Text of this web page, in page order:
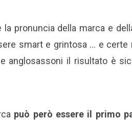
pronuncia della marca e
smart e grintosa … e
anglosassoni il risultato è
può però essere il primo